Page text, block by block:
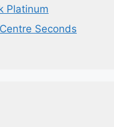
Platinum
Seconds